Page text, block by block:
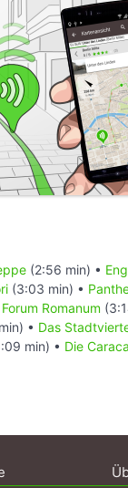
(2:56 min) •
(3:03 min) •
Forum Romanum
• Das
min) • Die